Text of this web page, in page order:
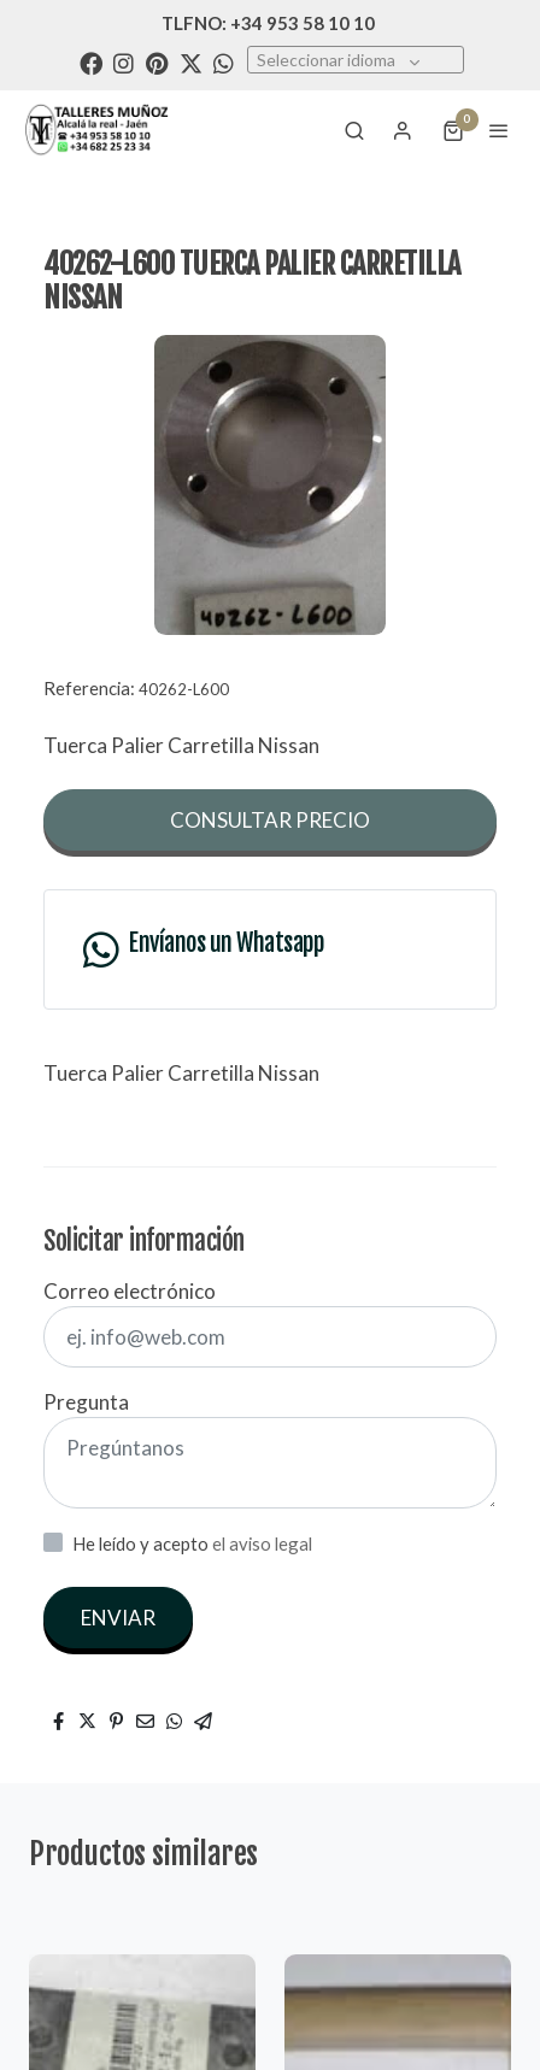
TLFNO: +34 953 58 10 10
Seleccionar idioma
0
40262-L600 TUERCA PALIER CARRETILLA
NISSAN
Referencia: 40262-L600
Tuerca Palier Carretilla Nissan
CONSULTAR PRECIO
Envíanos un Whatsapp
Tuerca Palier Carretilla Nissan
Solicitar información
Correo electrónico
Pregunta
He leído y acepto el aviso legal
ENVIAR
Productos similares